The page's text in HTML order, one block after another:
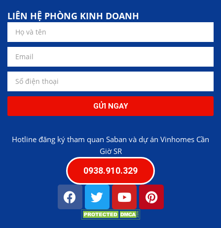
LIÊN HỆ PHÒNG KINH DOANH
GỬI NGAY
Hotline đăng ký tham quan Saban và dự án Vinhomes Cần
Giờ SR
0938.910.329